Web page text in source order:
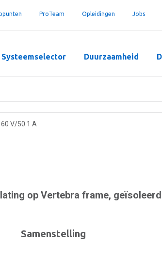
ProTeam Opleidingen Jobs
Systeemselector Duurzaamheid
V/50.1 A
op Vertebra frame, geïsoleerd
Samenstelling